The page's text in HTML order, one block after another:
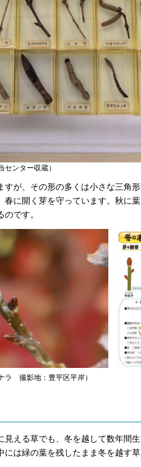
センター収蔵）
すが、その形の多くは小さな三角
春に開く芽を守っています。秋に
です。
：コナラ 撮影地：豊平区平
見える草でも、冬を越して数年間
は緑の葉を残したまま冬を越す草